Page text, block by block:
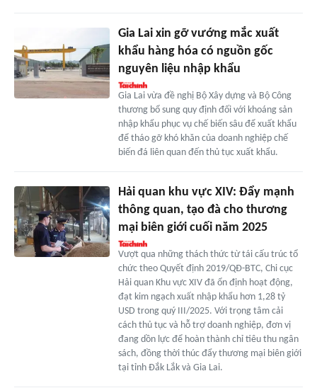
Gia Lai xin gỡ vướng mắc xuất
khẩu hàng hóa có nguồn gốc
nguyên liệu nhập khẩu
Gia Lai vừa đề nghị Bộ Xây dựng và Bộ Công
thương bổ sung quy định đối với khoáng sản
nhập khẩu phục vụ chế biến sâu để xuất khẩu
để tháo gỡ khó khăn của doanh nghiệp chế
biến đá liên quan đến thủ tục xuất khẩu.
Hải quan khu vực XIV: Đẩy mạnh
thông quan, tạo đà cho thương
mại biên giới cuối năm 2025
Vượt qua những thách thức từ tái cấu trúc tổ
chức theo Quyết định 2019/QĐ-BTC, Chi cục
Hải quan Khu vực XIV đã ổn định hoạt động,
đạt kim ngạch xuất nhập khẩu hơn 1,28 tỷ
USD trong quý III/2025. Với trọng tâm cải
cách thủ tục và hỗ trợ doanh nghiệp, đơn vị
đang dồn lực để hoàn thành chỉ tiêu thu ngân
sách, đồng thời thúc đẩy thương mại biên giới
tại tỉnh Đắk Lắk và Gia Lai.